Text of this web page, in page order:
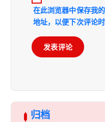
在此浏览器中保存我
地址，以便下次评论时
归档